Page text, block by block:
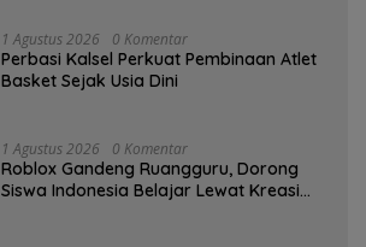
1 Agustus 2026 0 Komentar
Perbasi Kalsel Perkuat Pembinaan Atlet
Basket Sejak Usia Dini
1 Agustus 2026 0 Komentar
Roblox Gandeng Ruangguru, Dorong
Siswa Indonesia Belajar Lewat Kreasi